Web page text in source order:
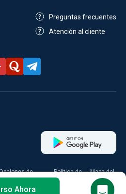
Ahora
Preguntas frecuentes
Atención al cliente
de
Política de
Mapa del
sitio